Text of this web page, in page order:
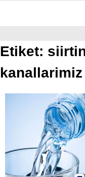
GALERİ
PERVARI
ŞIRVAN
Etiket:
kanallarimiz